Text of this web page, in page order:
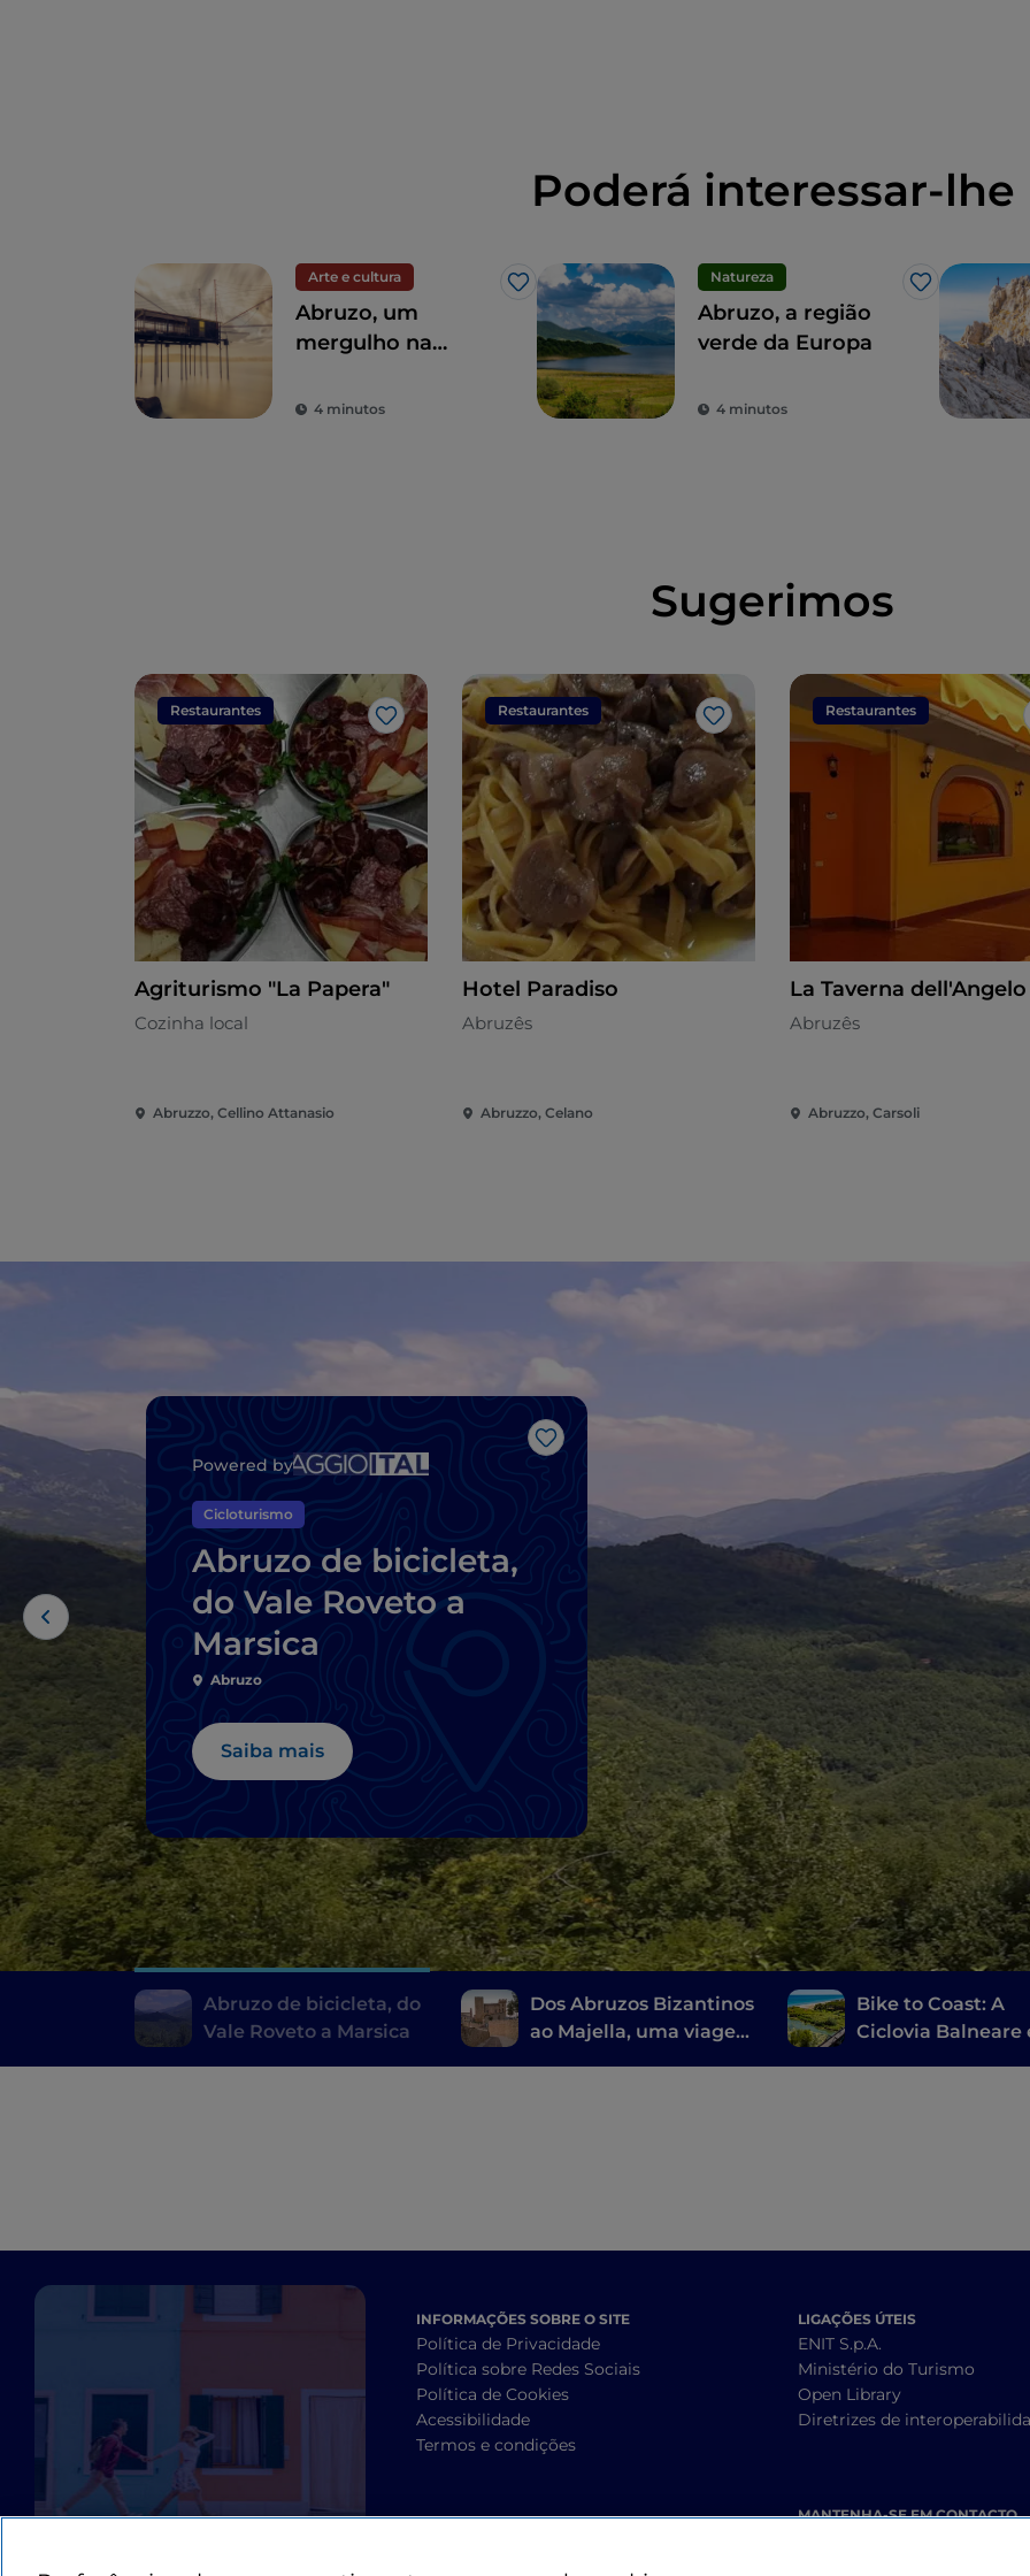
Poderá interessar-lhe
Arte e cultura
Gosto
Abruzo, um
mergulho na
mar e as
4 minutos
Natureza
Gosto
Abruzo, a região
verde da Europa
4 minutos
Sugerimos
Restaurantes
Gosto
Agriturismo "La Papera"
Cozinha local
Abruzzo, Cellino Attanasio
Restaurantes
Gosto
Hotel Paradiso
Abruzês
Abruzzo, Celano
Restaurantes
La Taverna dell'Angelo
Abruzês
Abruzzo, Carsoli
Gosto
Powered by
Cicloturismo
Abruzo de bicicleta,
do Vale Roveto a
Marsica
Abruzo
Saiba mais
Abruzo de bicicleta, do
Vale Roveto a Marsica
Dos Abruzos Bizantinos
ao Majella, uma viagem
Bike to Coast: A
Ciclovia Balneare
INFORMAÇÕES SOBRE O SITE
Política de Privacidade
Política sobre Redes Sociais
Política de Cookies
Acessibilidade
Termos e condições
LIGAÇÕES ÚTEIS
ENIT S.p.A.
Ministério do Turismo
Open Library
Diretrizes de
MANTENHA-SE EM CONTACTO